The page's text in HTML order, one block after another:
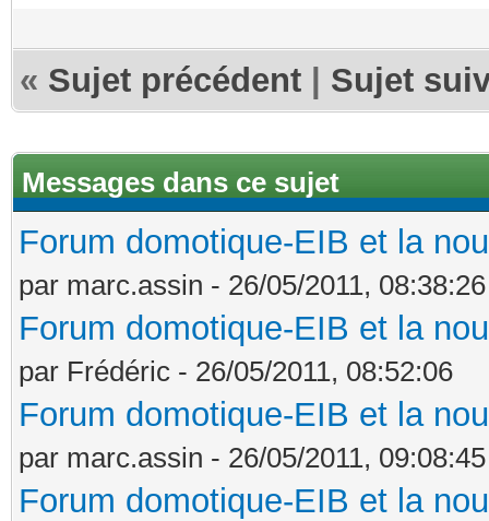
« Sujet précédent Sujet
Messages dans ce sujet
Forum domotique-EIB et la
par marc.assin - 26/05/2011, 08:38:26
Forum domotique-EIB et la
par Frédéric - 26/05/2011, 08:52:06
Forum domotique-EIB et la
par marc.assin - 26/05/2011, 09:08:45
Forum domotique-EIB et la